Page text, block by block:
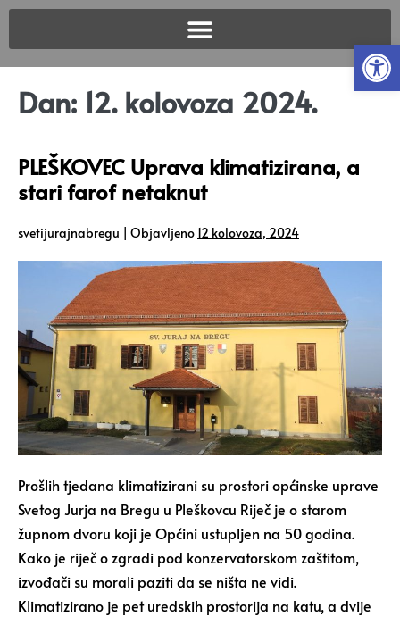
Dan: 12. kolovoza 2024.
PLEŠKOVEC Uprava klimatizirana, a
stari farof netaknut
svetijurajnabregu | Objavljeno 12 kolovoza, 2024
Prošlih tjedana klimatizirani su prostori općinske uprave
Svetog Jurja na Bregu u Pleškovcu Riječ je o starom
župnom dvoru koji je Općini ustupljen na 50 godina.
Kako je riječ o zgradi pod konzervatorskom zaštitom,
izvođači su morali paziti da se ništa ne vidi.
Klimatizirano je pet uredskih prostorija na katu, a dvije